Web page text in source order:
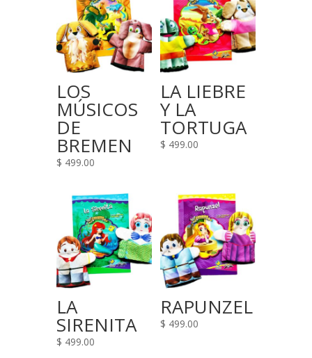
LOS
MÚSICOS
DE
BREMEN
$ 499.00
LA LIEBRE
Y LA
TORTUGA
$ 499.00
LA
SIRENITA
$ 499.00
RAPUNZEL
$ 499.00